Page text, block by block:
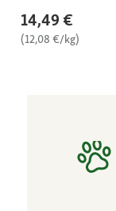
14,49 €
(12,08 €/kg)